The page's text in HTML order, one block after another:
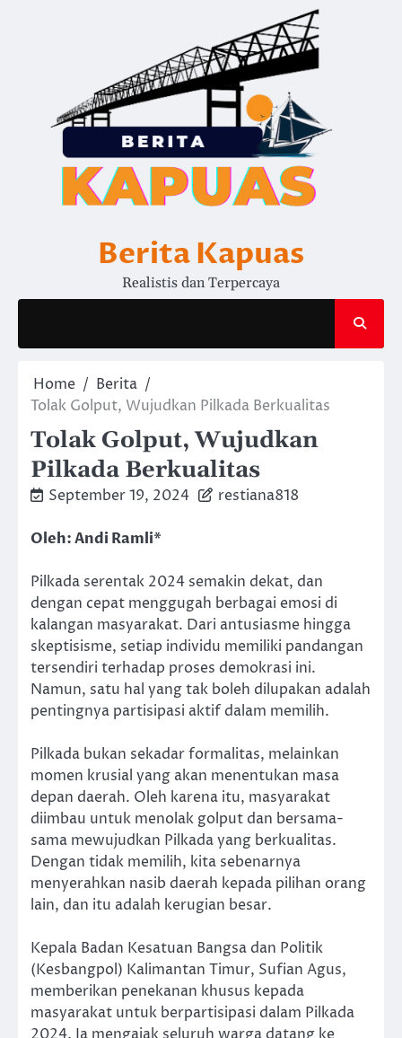
Berita Kapuas
Realistis dan Terpercaya
Home
Berita
Tolak Golput, Wujudkan Pilkada Berkualitas
Tolak Golput, Wujudkan
Pilkada Berkualitas
September 19, 2024 restiana818
Oleh: Andi Ramli*
Pilkada serentak 2024 semakin dekat, dan
dengan cepat menggugah berbagai emosi di
kalangan masyarakat. Dari antusiasme hingga
skeptisisme, setiap individu memiliki pandangan
tersendiri terhadap proses demokrasi ini.
Namun, satu hal yang tak boleh dilupakan adalah
pentingnya partisipasi aktif dalam memilih.
Pilkada bukan sekadar formalitas, melainkan
momen krusial yang akan menentukan masa
depan daerah. Oleh karena itu, masyarakat
diimbau untuk menolak golput dan bersama-
sama mewujudkan Pilkada yang berkualitas.
Dengan tidak memilih, kita sebenarnya
menyerahkan nasib daerah kepada pilihan orang
lain, dan itu adalah kerugian besar.
Kepala Badan Kesatuan Bangsa dan Politik
(Kesbangpol) Kalimantan Timur, Sufian Agus,
memberikan penekanan khusus kepada
masyarakat untuk berpartisipasi dalam Pilkada